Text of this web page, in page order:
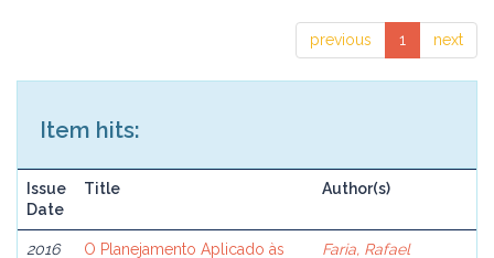
previous 1 next
Item hits:
Issue
Date
Title Author(s)
2016
O Planejamento Aplicado às
Faria, Rafael